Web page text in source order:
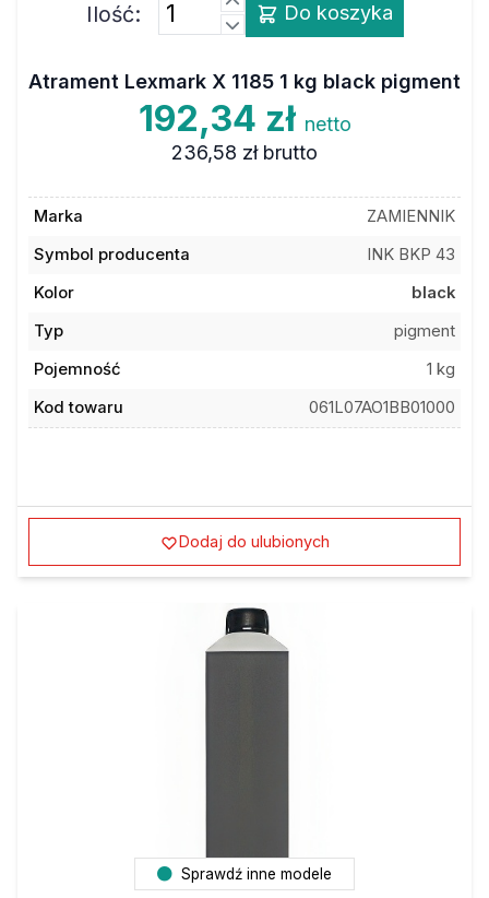
Ilość: Do koszyka
Atrament Lexmark X 1185 1 kg black pigment
192,34 zł netto
236,58 zł brutto
Marka
ZAMIENNIK
Symbol producenta
INK BKP 43
Kolor
black
Typ
pigment
Pojemność
1 kg
Kod towaru
061L07AO1BB01000
Dodaj do ulubionych
Sprawdź inne modele